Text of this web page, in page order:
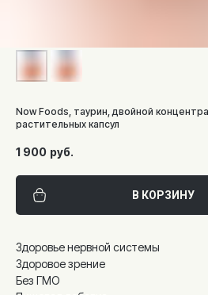
Now Foods, таурин, двойной
растительных капсул
1 900 руб.
В КОРЗИНУ
Здоровье нервной системы
Здоровое зрение
Без ГМО